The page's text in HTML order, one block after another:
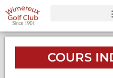
COURS